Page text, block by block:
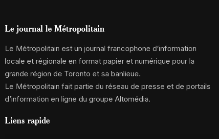
Le journal le Métropolitain
Le Métropolitain est un journal francophone d’information
locale et régionale en format papier et numérique pour la
grande région de Toronto et sa banlieue.
Le Métropolitain fait partie du réseau de presse et de portails
d’information en ligne du groupe Altomédia.
Liens rapide